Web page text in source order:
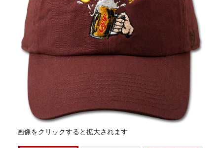
画像をクリックすると拡大されます